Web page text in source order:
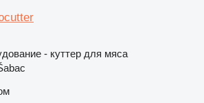
- куттер для мяса